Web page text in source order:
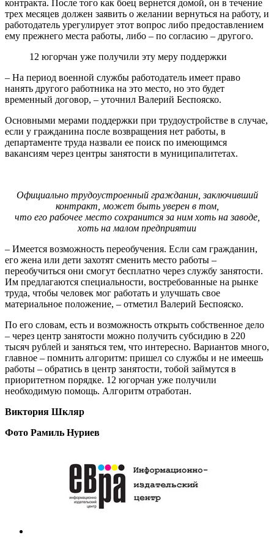
контракта. После того как боец вернется домой, он в течение
трех месяцев должен заявить о желании вернуться на работу, и
работодатель урегулирует этот вопрос либо предоставлением
ему прежнего места работы, либо – по согласию – другого.
12 югорчан уже получили эту меру поддержки
– На период военной службы работодатель имеет право
нанять другого работника на это место, но это будет
временный договор, – уточнил Валерий Беспояско.
Основными мерами поддержки при трудоустройстве в случае,
если у гражданина после возвращения нет работы, в
департаменте труда назвали ее поиск по имеющимся
вакансиям через центры занятости в муниципалитетах.
Официально трудоустроенный гражданин, заключивший
контракт, может быть уверен в том,
что его рабочее место сохранится за ним хоть на заводе,
хоть на малом предприятии
– Имеется возможность переобучения. Если сам гражданин,
его жена или дети захотят сменить место работы –
переобучиться они смогут бесплатно через службу занятости.
Им предлагаются специальности, востребованные на рынке
труда, чтобы человек мог работать и улучшать свое
материальное положение, – отметил Валерий Беспояско.
По его словам, есть и возможность открыть собственное дело
– через центр занятости можно получить субсидию в 220
тысяч рублей и заняться тем, что интересно. Вариантов много,
главное – помнить алгоритм: пришел со службы и не имеешь
работы – обратись в центр занятости, тобой займутся в
приоритетном порядке. 12 югорчан уже получили
необходимую помощь. Алгоритм отработан.
Виктория Шкляр
Фото Рамиль Нуриев